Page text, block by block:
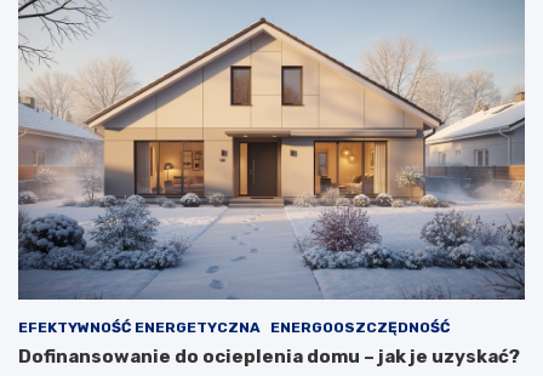
EFEKTYWNOŚĆ ENERGETYCZNA ENERGOOSZCZĘDNOŚĆ
Dofinansowanie do ocieplenia domu – jak je uzyskać?